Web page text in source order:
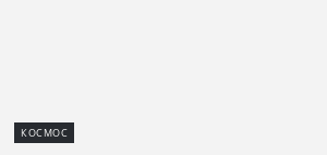
КОСМОС